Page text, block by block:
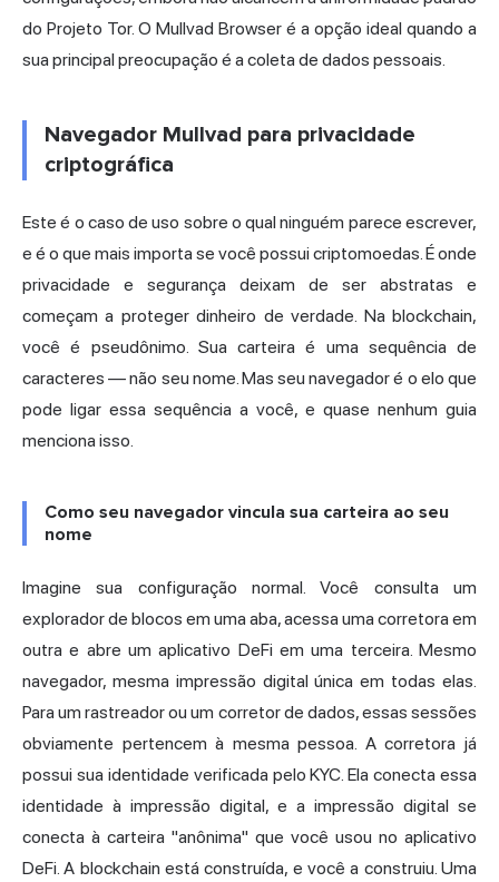
do Projeto Tor. O Mullvad Browser é a opção ideal quando a
sua principal preocupação é a coleta de dados pessoais.
Navegador Mullvad para privacidade
criptográfica
Este é o caso de uso sobre o qual ninguém parece escrever,
e é o que mais importa se você possui criptomoedas. É onde
privacidade e segurança deixam de ser abstratas e
começam a proteger dinheiro de verdade. Na blockchain,
você é pseudônimo. Sua carteira é uma sequência de
caracteres — não seu nome. Mas seu navegador é o elo que
pode ligar essa sequência a você, e quase nenhum guia
menciona isso.
Como seu navegador vincula sua carteira ao seu
nome
Imagine sua configuração normal. Você consulta um
explorador de blocos em uma aba, acessa uma corretora em
outra e abre um aplicativo DeFi em uma terceira. Mesmo
navegador, mesma impressão digital única em todas elas.
Para um rastreador ou um corretor de dados, essas sessões
obviamente pertencem à mesma pessoa. A corretora já
possui sua identidade verificada pelo KYC. Ela conecta essa
identidade à impressão digital, e a impressão digital se
conecta à carteira "anônima" que você usou no aplicativo
DeFi. A blockchain está construída, e você a construiu. Uma